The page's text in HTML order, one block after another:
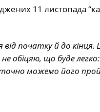
11 листопада
початку й до кінця.
що буде легко:
можемо його